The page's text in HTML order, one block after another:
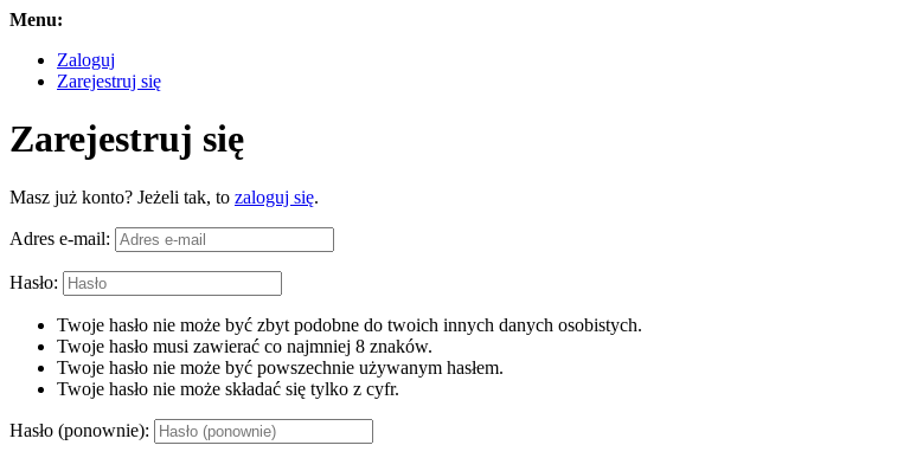
Menu:
Zaloguj
Zarejestruj się
Zarejestruj się
Masz już konto? Jeżeli tak, to zaloguj się.
Adres e-mail:
Hasło:
Twoje hasło nie może być zbyt podobne do twoich innych danych osobistych.
Twoje hasło musi zawierać co najmniej 8 znaków.
Twoje hasło nie może być powszechnie używanym hasłem.
Twoje hasło nie może składać się tylko z cyfr.
Hasło (ponownie):